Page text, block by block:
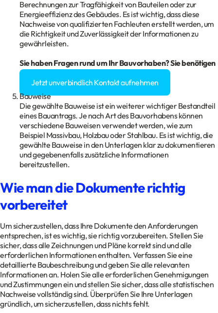
Berechnungen zur Tragfähigkeit von Bauteilen oder zur
Energieeffizienz des Gebäudes. Es ist wichtig, dass diese
Nachweise von qualifizierten Fachleuten erstellt werden, um
die Richtigkeit und Zuverlässigkeit der Informationen zu
gewährleisten.
Sie haben Fragen rund um Ihr Bauvorhaben? Sie benötigen
eine Baugenehmigung?
Jetzt unverbindlich Kontakt aufnehmen
Bauweise
Die gewählte Bauweise ist ein weiterer wichtiger Bestandteil
eines Bauantrags. Je nach Art des Bauvorhabens können
verschiedene Bauweisen verwendet werden, wie zum
Beispiel Massivbau, Holzbau oder Stahlbau. Es ist wichtig, die
gewählte Bauweise in den Unterlagen klar zu dokumentieren
und gegebenenfalls zusätzliche Informationen
bereitzustellen.
Wie man die Dokumente richtig
vorbereitet
Um sicherzustellen, dass Ihre Dokumente den Anforderungen
entsprechen, ist es wichtig, sie richtig vorzubereiten. Stellen Sie
sicher, dass alle Zeichnungen und Pläne korrekt sind und alle
erforderlichen Informationen enthalten. Verfassen Sie eine
detaillierte Baubeschreibung und geben Sie alle relevanten
Informationen an. Holen Sie alle erforderlichen Genehmigungen
und Zustimmungen ein und stellen Sie sicher, dass alle statistischen
Nachweise vollständig sind. Überprüfen Sie Ihre Unterlagen
gründlich, um sicherzustellen, dass nichts fehlt.